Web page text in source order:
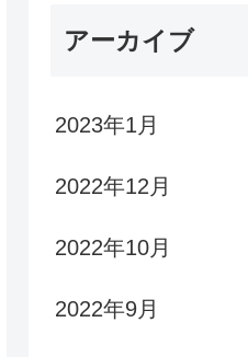
アーカイブ
2023年1月
2022年12月
2022年10月
2022年9月